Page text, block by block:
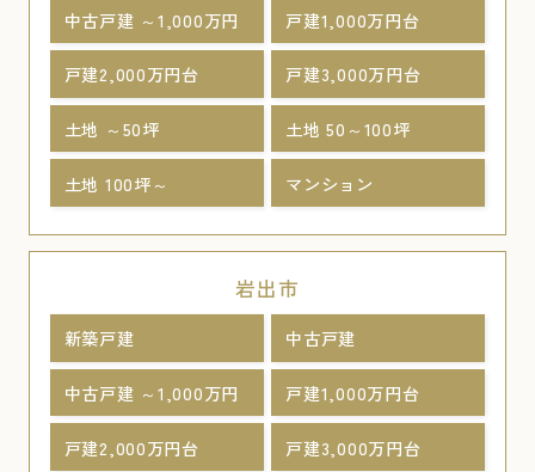
中古戸建 ～1,000万円 戸建1,000万円台
戸建2,000万円台 戸建3,000万円台
土地 ～50坪 土地 50～100坪
土地 100坪～ マンション
岩出市
新築戸建 中古戸建
中古戸建 ～1,000万円 戸建1,000万円台
戸建2,000万円台 戸建3,000万円台